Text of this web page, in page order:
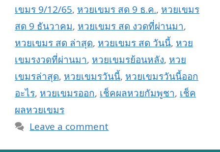
เขมร 9/12/65, หวยเขมร สด 9 ธ.ค., หวยเขมร
สด 9 ธันวาคม, หวยเขมร สด งวดที่ผ่านมา,
หวยเขมร สด ล่าสุด, หวยเขมร สด วันนี้, หวย
เขมรงวดที่ผ่านมา, หวยเขมรย้อนหลัง, หวย
เขมรล่าสุด, หวยเขมรวันนี้, หวยเขมรวันนี้ออก
อะไร, หวยเขมรออก, เช็คผลหวยกัมพูชา, เช็ค
ผลหวยเขมร
Leave a comment